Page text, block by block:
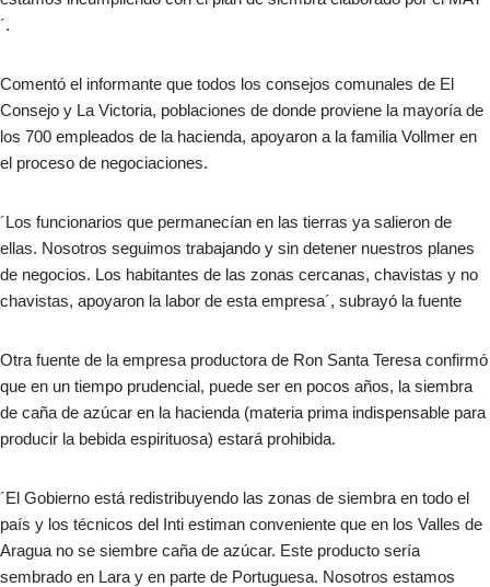
´.
Comentó el informante que todos los consejos comunales de El
Consejo y La Victoria, poblaciones de donde proviene la mayoría de
los 700 empleados de la hacienda, apoyaron a la familia Vollmer en
el proceso de negociaciones.
´Los funcionarios que permanecían en las tierras ya salieron de
ellas. Nosotros seguimos trabajando y sin detener nuestros planes
de negocios. Los habitantes de las zonas cercanas, chavistas y no
chavistas, apoyaron la labor de esta empresa´, subrayó la fuente
Otra fuente de la empresa productora de Ron Santa Teresa confirmó
que en un tiempo prudencial, puede ser en pocos años, la siembra
de caña de azúcar en la hacienda (materia prima indispensable para
producir la bebida espirituosa) estará prohibida.
´El Gobierno está redistribuyendo las zonas de siembra en todo el
país y los técnicos del Inti estiman conveniente que en los Valles de
Aragua no se siembre caña de azúcar. Este producto sería
sembrado en Lara y en parte de Portuguesa. Nosotros estamos